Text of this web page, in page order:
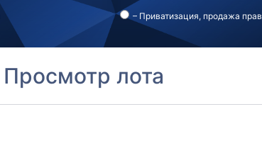
– Приватизация, продажа прав
Просмотр лота